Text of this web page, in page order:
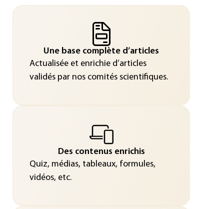
Une base complète d’articles
Actualisée et enrichie d’articles
validés par nos comités scientifiques.
Des contenus enrichis
Quiz, médias, tableaux, formules,
vidéos, etc.